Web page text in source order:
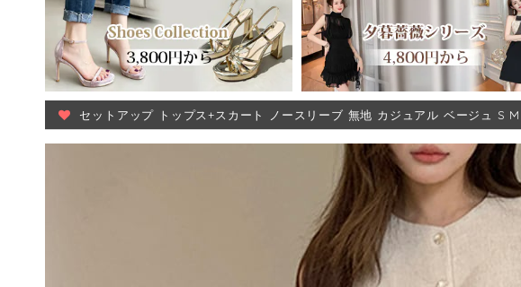
セットアップ トップス+スカート ノースリーブ 無地 カジュアル ベージュ S